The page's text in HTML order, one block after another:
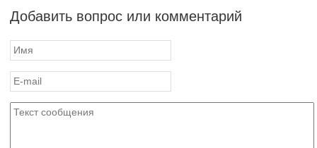
Добавить вопрос или комментарий